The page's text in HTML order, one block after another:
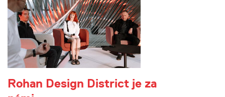
Rohan Design District je za